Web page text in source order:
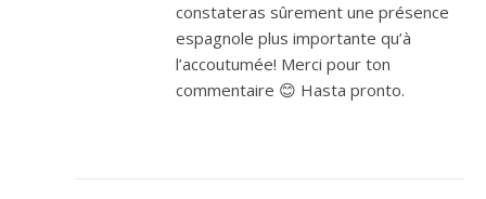
constateras sûrement une présence
espagnole plus importante qu’à
l’accoutumée! Merci pour ton
commentaire 😊 Hasta pronto.